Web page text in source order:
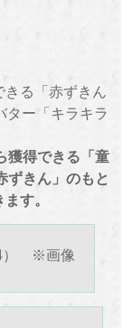
きる「赤ずきん
ター「キラキラ
獲得できる「童
ずきん」のもと
す。
） ※画像